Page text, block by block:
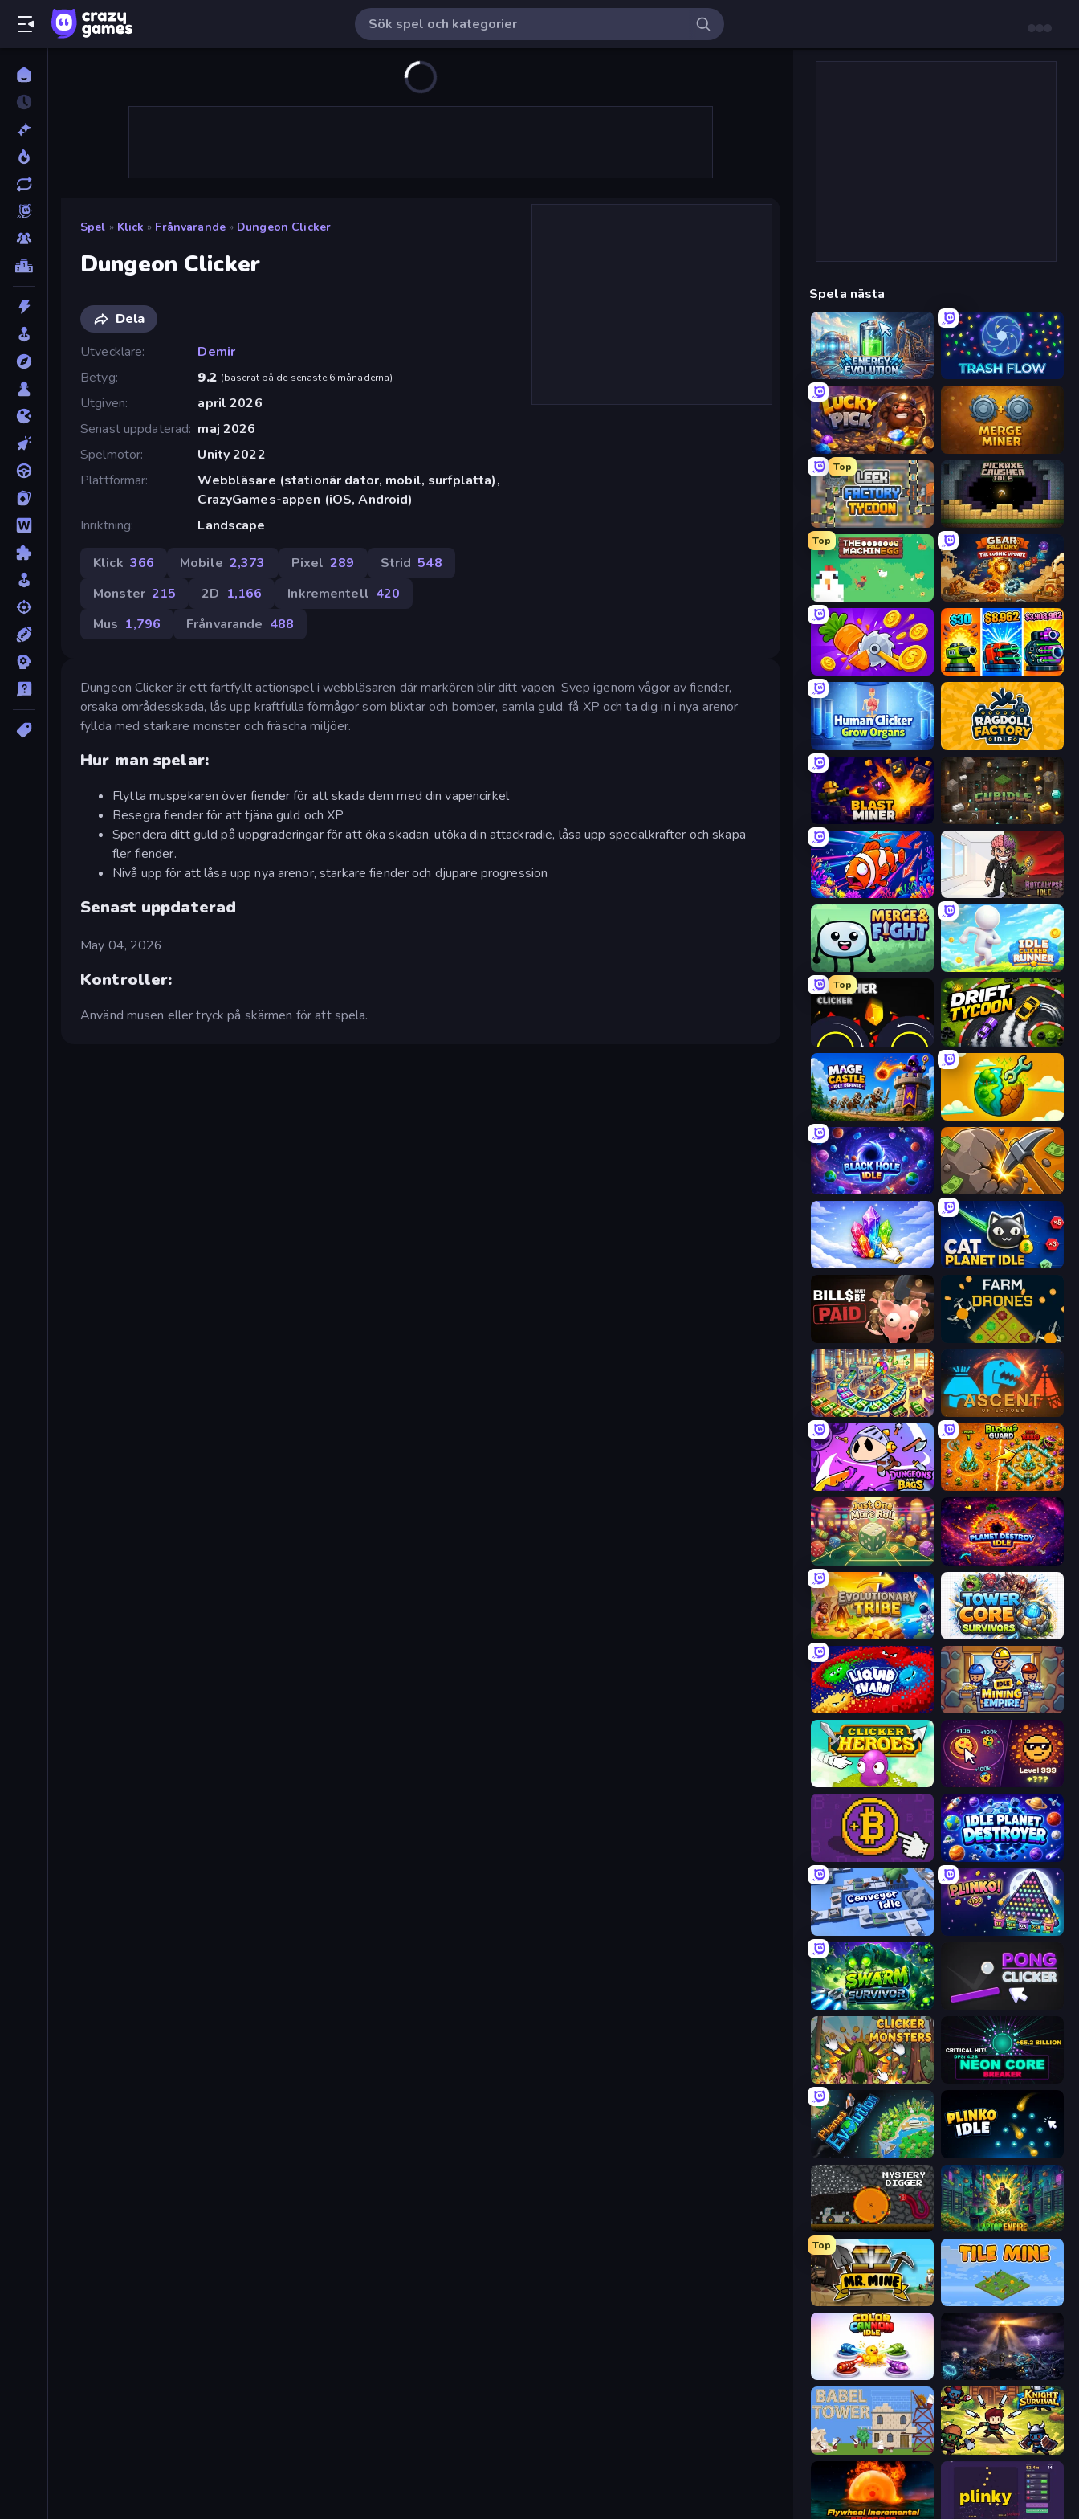
Spel » Klick » Frånvarande » Dungeon Clicker
Dungeon Clicker
Dela
Utvecklare
Demir
Betyg
9.2 (baserat på de senaste 6 månaderna)
Utgiven
april 2026
Senast uppdaterad maj 2026
Spelmotor
Unity 2022
Plattformar
Webbläsare (stationär dator, mobil, surfplatta),
CrazyGames-appen (iOS, Android)
Inriktning
Landscape
Klick 366 Mobile 2,373 Pixel 289 Strid 548
Monster 215 2D 1,166 Inkrementell 420
Mus 1,796 Frånvarande 488
Dungeon Clicker är ett fartfyllt actionspel i webbläsaren där markören blir ditt vapen. Svep igenom vågor av fiender,
orsaka områdesskada, lås upp kraftfulla förmågor som blixtar och bomber, samla guld, få XP och ta dig in i nya arenor
fyllda med starkare monster och fräscha miljöer.
Hur man spelar:
Flytta muspekaren över fiender för att skada dem med din vapencirkel
Besegra fiender för att tjäna guld och XP
Spendera ditt guld på uppgraderingar för att öka skadan, utöka din attackradie, låsa upp specialkrafter och skapa
fler fiender.
Nivå upp för att låsa upp nya arenor, starkare fiender och djupare progression
Senast uppdaterad
May 04, 2026
Kontroller:
Använd musen eller tryck på skärmen för att spela.
Spela nästa
Energy Evolution Trash Flow
Lucky Pick Merge Miner
Top
Leek Factory Tycoon Pickaxe Crusher Idle
Top
The MachinEGG Gear Factory
Farm Ring Idle Pumpkin Defense: Merge Cannon
Human Clicker: Grow Organs Ragdoll Factory Idle
Blast Miner Cubidle
Fish Catch Idle Rotcalypse: Idle Incremental
Merge & Fight Idle Clicker Runner
Top
Crusher Clicker Drift Tycoon
Mage Castle Idle Defense Land Explorers: Merge & Build
Black Hole Idle Mine Clicker
Crystalia Idle Clicker Cat Planet Idle
Bills Must Be Paid Farm Drones
Money Factory: Tycoon Idle Game Ascent of Echoes
Dungeons and Bags BloomGuard
Just One More Roll Planet Destroy Idle
Evolutionary Tribe Tower Core Survivors
Liquid Swarm Idle Mining Empire
Clicker Heroes Dominate All Shapes
Money Maker Idle Planet Destroyer
Conveyor Idle PLINKO!
Swarm Survivor Pong Clicker
Clicker Monsters Neon Core Breaker
Planet Evolution: Idle Clicker Plinko Idle
Mystery Digger Laptop Empire
Top
Mr. Mine Tile Mine
Color Cannon Idle The Last Lighthouse
Babel Tower Knight Survival